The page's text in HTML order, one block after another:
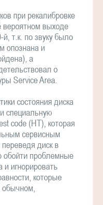
при рекалибровке
вероятном выходе
т.к. по звуку было
опознана и
а
о
Service Area.
состояния диска
специальную
code (HT), которая
сервисным
диск в
обойти проблемные
и игнорировать
которые
обычном,